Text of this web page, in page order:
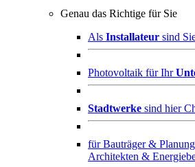
Genau das Richtige für Sie
Als Installateur sind
Photovoltaik für Ihr
Stadtwerke sind hier
fürBauträger &
Architekten &